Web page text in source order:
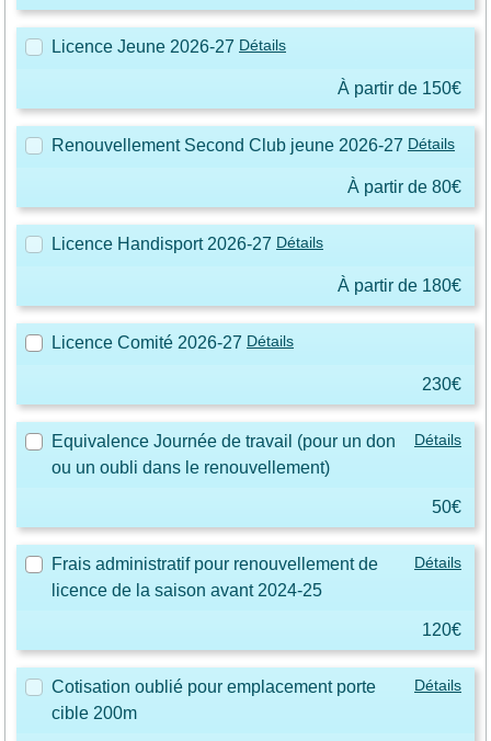
Licence Jeune 2026-27 Détails
À partir de 150€
Renouvellement Second Club jeune 2026-27 Détails
À partir de 80€
Licence Handisport 2026-27 Détails
À partir de 180€
Licence Comité 2026-27 Détails
230€
Equivalence Journée de travail (pour un don
ou un oubli dans le renouvellement)
Détails
50€
Frais administratif pour renouvellement de
licence de la saison avant 2024-25
Détails
120€
Cotisation oublié pour emplacement porte
cible 200m
Détails